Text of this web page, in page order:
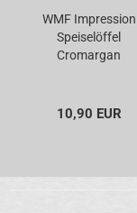
WMF Impression
Speiselöffel
Cromargan
10,90 EUR